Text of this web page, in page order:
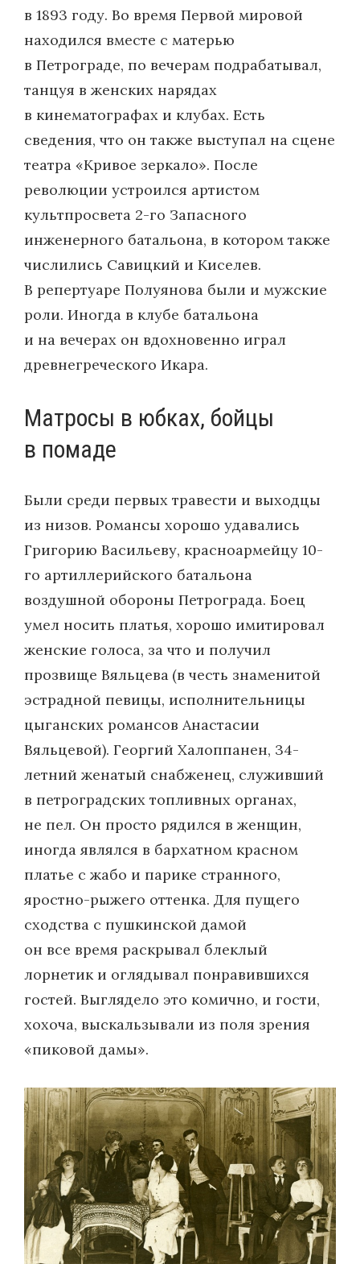
в 1893 году. Во время Первой мировой
находился вместе с матерью
в Петрограде, по вечерам подрабатывал,
танцуя в женских нарядах
в кинематографах и клубах. Есть
сведения, что он также выступал на сцене
театра «Кривое зеркало». После
революции устроился артистом
культпросвета 2-го Запасного
инженерного батальона, в котором также
числились Савицкий и Киселев.
В репертуаре Полуянова были и мужские
роли. Иногда в клубе батальона
и на вечерах он вдохновенно играл
древнегреческого Икара.
Матросы в юбках, бойцы
в помаде
Были среди первых травести и выходцы
из низов. Романсы хорошо удавались
Григорию Васильеву, красноармейцу 10-
го артиллерийского батальона
воздушной обороны Петрограда. Боец
умел носить платья, хорошо имитировал
женские голоса, за что и получил
прозвище Вяльцева (в честь знаменитой
эстрадной певицы, исполнительницы
цыганских романсов Анастасии
Вяльцевой). Георгий Халоппанен, 34-
летний женатый снабженец, служивший
в петроградских топливных органах,
не пел. Он просто рядился в женщин,
иногда являлся в бархатном красном
платье с жабо и парике странного,
яростно-рыжего оттенка. Для пущего
сходства с пушкинской дамой
он все время раскрывал блеклый
лорнетик и оглядывал понравившихся
гостей. Выглядело это комично, и гости,
хохоча, выскальзывали из поля зрения
«пиковой дамы».